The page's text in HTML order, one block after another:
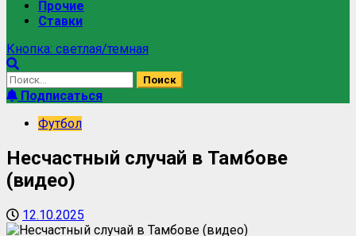
Прочие
Ставки
Кнопка: светлая/темная
Подписаться
Футбол
Несчастный случай в Тамбове
(видео)
12.10.2025